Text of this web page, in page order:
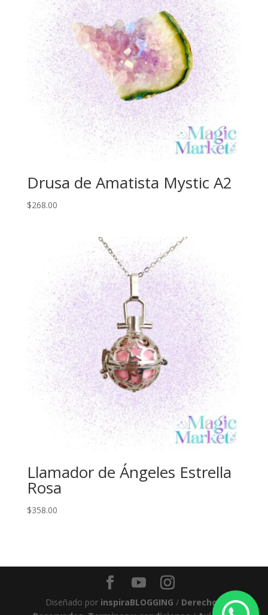
Drusa de Amatista Mystic A2
$268.00
Llamador de Ángeles Estrella
Rosa
$358.00
Diseñado por inspiraBLOGGING / Derechos